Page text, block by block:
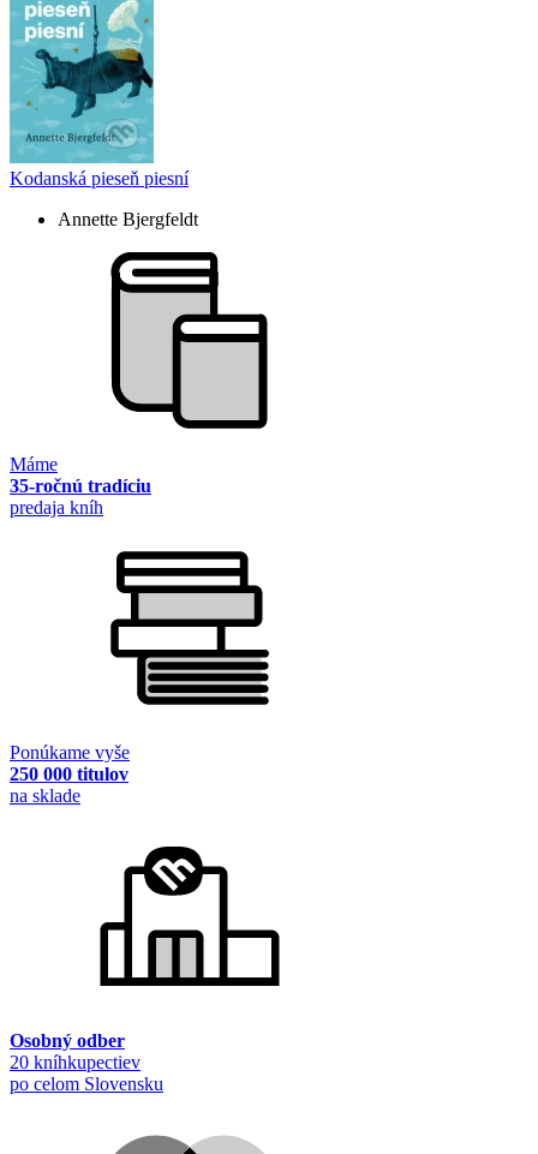
Kodanská pieseň piesní
Annette Bjergfeldt
Máme
35-ročnú tradíciu
predaja kníh
Ponúkame vyše
250 000 titulov
na sklade
Osobný odber
20 kníhkupectiev
po celom Slovensku